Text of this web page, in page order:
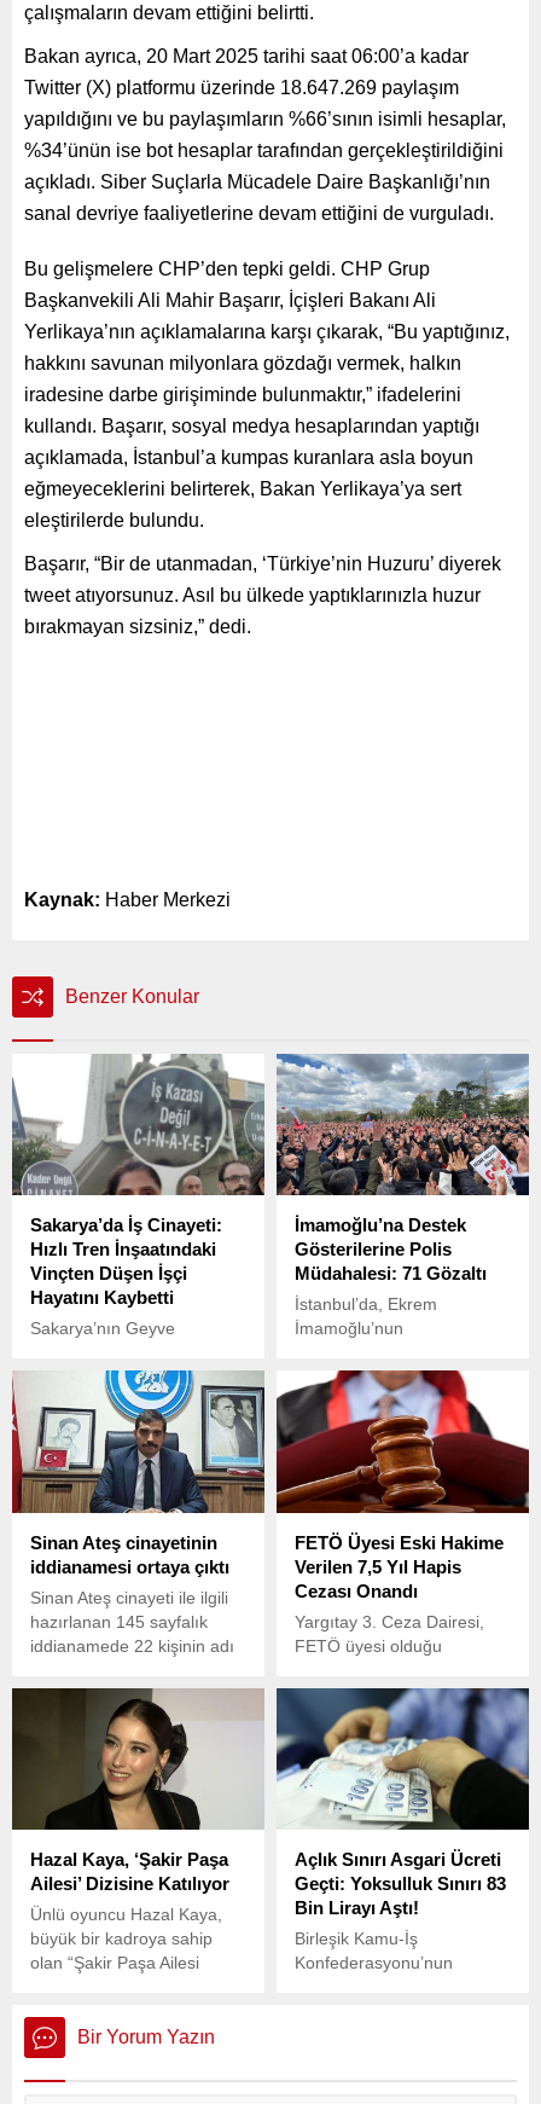
çalışmaların devam ettiğini belirtti.
Bakan ayrıca, 20 Mart 2025 tarihi saat 06:00’a kadar
Twitter (X) platformu üzerinde 18.647.269 paylaşım
yapıldığını ve bu paylaşımların %66’sının isimli hesaplar,
%34’ünün ise bot hesaplar tarafından gerçekleştirildiğini
açıkladı. Siber Suçlarla Mücadele Daire Başkanlığı’nın
sanal devriye faaliyetlerine devam ettiğini de vurguladı.
Bu gelişmelere CHP’den tepki geldi. CHP Grup
Başkanvekili Ali Mahir Başarır, İçişleri Bakanı Ali
Yerlikaya’nın açıklamalarına karşı çıkarak, “Bu yaptığınız,
hakkını savunan milyonlara gözdağı vermek, halkın
iradesine darbe girişiminde bulunmaktır,” ifadelerini
kullandı. Başarır, sosyal medya hesaplarından yaptığı
açıklamada, İstanbul’a kumpas kuranlara asla boyun
eğmeyeceklerini belirterek, Bakan Yerlikaya’ya sert
eleştirilerde bulundu.
Başarır, “Bir de utanmadan, ‘Türkiye’nin Huzuru’ diyerek
tweet atıyorsunuz. Asıl bu ülkede yaptıklarınızla huzur
bırakmayan sizsiniz,” dedi.
Kaynak: Haber Merkezi
Benzer Konular
Sakarya’da İş Cinayeti:
Hızlı Tren İnşaatındaki
Vinçten Düşen İşçi
Hayatını Kaybetti
Sakarya’nın Geyve
hızlı tren hattı için yapımı
devam eden Doğançay
Yüksek Hızlı Tren tüneli
inşaatında meydana gelen
iş kazasında, vinçten düşen
işçi Metin Kuyumcu (42)
İmamoğlu’na Destek
Gösterilerine Polis
Müdahalesi: 71 Gözaltı
İstanbul’da, Ekrem
İmamoğlu’nun
göstermek amacıyla
sokaklara dökülen
yurttaşlara yönelik polis
operasyonu gerçekleştirildi.
Sinan Ateş cinayetinin
iddianamesi ortaya çıktı
Sinan Ateş cinayeti ile ilgili
hazırlanan 145 sayfalık
iddianamede 22 kişinin adı
Özyağcı ve cinayeti
organize etmekle suçlanan
isimlerden Doğukan Çep’in
yanı sıra Ülkü Ocakları eski
yöneticisi Tolgahan
Demirbaş ile cinayet büroda
isim de hakkında dava
açılan isimler arasında yer
aldı.
FETÖ Üyesi Eski Hakime
Verilen 7,5 Yıl Hapis
Cezası Onandı
Yargıtay 3. Ceza Dairesi,
FETÖ üyesi olduğu
ihraç edilen eski hakime
verilen 7 yıl 6 ay hapis
cezasını onadı.
Hazal Kaya, ‘Şakir Paşa
Ailesi’ Dizisine Katılıyor
Ünlü oyuncu Hazal Kaya,
büyük bir kadroya sahip
olan “Şakir Paşa Ailesi
katılacak.
Açlık Sınırı Asgari Ücreti
Geçti: Yoksulluk Sınırı 83
Bin Lirayı Aştı!
Birleşik Kamu-İş
Konfederasyonu’nun
ücreti 5 bin 311 TL aştı.
Bir Yorum Yazın